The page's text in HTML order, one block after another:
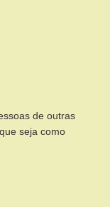
de outras
seja como